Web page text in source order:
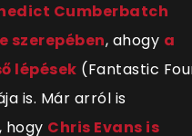
Cumberbatch
szerepében, ahogy a
lépések (Fantastic
is. Már arról is
hogy Chris Evans is